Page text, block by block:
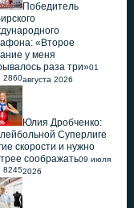
Победитель
«Второе
у меня
раза три»
2860
01
августа 2026
Юлия Дробченко:
Суперлиге
скорости и нужно
соображать
8245
09 июля
2026